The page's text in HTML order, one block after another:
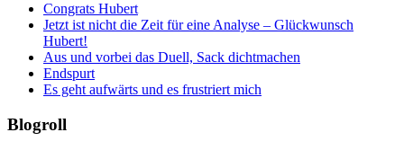
Congrats Hubert
Jetzt ist nicht die Zeit für eine Analyse – Glückwunsch
Hubert!
Aus und vorbei das Duell, Sack dichtmachen
Endspurt
Es geht aufwärts und es frustriert mich
Blogroll